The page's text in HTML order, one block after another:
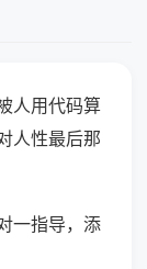
人用代码算
人性最后那
一指导，添